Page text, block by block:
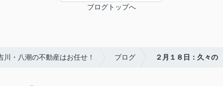
ブログトップへ
・八潮の不動産はお任せ！ ブログ ２月１８日：久々の